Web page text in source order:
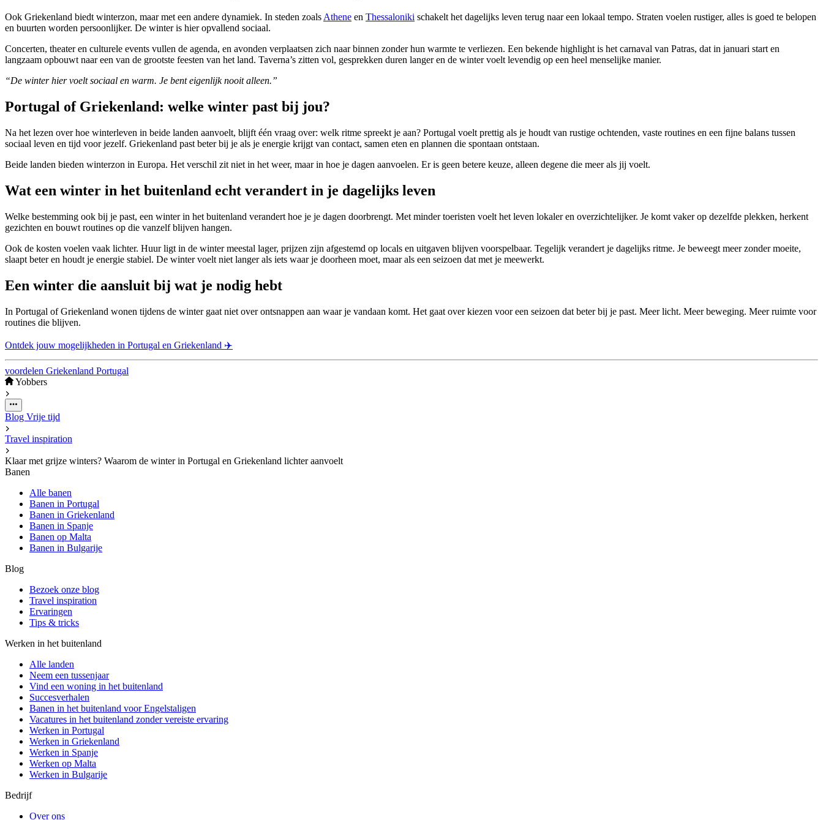
Ook Griekenland biedt winterzon, maar met een andere dynamiek. In steden zoals Athene en Thessaloniki schakelt het dagelijks leven terug naar een lokaal tempo. Straten voelen rustiger, alles is goed te belopen
en buurten worden persoonlijker. De winter is hier opvallend sociaal.
Concerten, theater en culturele events vullen de agenda, en avonden verplaatsen zich naar binnen zonder hun warmte te verliezen. Een bekende highlight is het carnaval van Patras, dat in januari start en
langzaam opbouwt naar een van de grootste feesten van het land. Taverna’s zitten vol, gesprekken duren langer en de winter voelt levendig op een heel menselijke manier.
“De winter hier voelt sociaal en warm. Je bent eigenlijk nooit alleen.”
Portugal of Griekenland: welke winter past bij jou?
Na het lezen over hoe winterleven in beide landen aanvoelt, blijft één vraag over: welk ritme spreekt je aan? Portugal voelt prettig als je houdt van rustige ochtenden, vaste routines en een fijne balans tussen
sociaal leven en tijd voor jezelf. Griekenland past beter bij je als je energie krijgt van contact, samen eten en plannen die spontaan ontstaan.
Beide landen bieden winterzon in Europa. Het verschil zit niet in het weer, maar in hoe je dagen aanvoelen. Er is geen betere keuze, alleen degene die meer als jij voelt.
Wat een winter in het buitenland echt verandert in je dagelijks leven
Welke bestemming ook bij je past, een winter in het buitenland verandert hoe je je dagen doorbrengt. Met minder toeristen voelt het leven lokaler en overzichtelijker. Je komt vaker op dezelfde plekken, herkent
gezichten en bouwt routines op die vanzelf blijven hangen.
Ook de kosten voelen vaak lichter. Huur ligt in de winter meestal lager, prijzen zijn afgestemd op locals en uitgaven blijven voorspelbaar. Tegelijk verandert je dagelijks ritme. Je beweegt meer zonder moeite,
slaapt beter en houdt je energie stabiel. De winter voelt niet langer als iets waar je doorheen moet, maar als een seizoen dat met je meewerkt.
Een winter die aansluit bij wat je nodig hebt
In Portugal of Griekenland wonen tijdens de winter gaat niet over ontsnappen aan waar je vandaan komt. Het gaat over kiezen voor een seizoen dat beter bij je past. Meer licht. Meer beweging. Meer ruimte voor
routines die blijven.
Ontdek jouw mogelijkheden in Portugal en Griekenland ✈️
voordelen Griekenland Portugal
Yobbers
Blog Vrije tijd
Travel inspiration
Klaar met grijze winters? Waarom de winter in Portugal en Griekenland lichter aanvoelt
Banen
Alle banen
Banen in Portugal
Banen in Griekenland
Banen in Spanje
Banen op Malta
Banen in Bulgarije
Blog
Bezoek onze blog
Travel inspiration
Ervaringen
Tips & tricks
Werken in het buitenland
Alle landen
Neem een ​​tussenjaar
Vind een woning in het buitenland
Succesverhalen
Banen in het buitenland voor Engelstaligen
Vacatures in het buitenland zonder vereiste ervaring
Werken in Portugal
Werken in Griekenland
Werken in Spanje
Werken op Malta
Werken in Bulgarije
Bedrijf
Over ons